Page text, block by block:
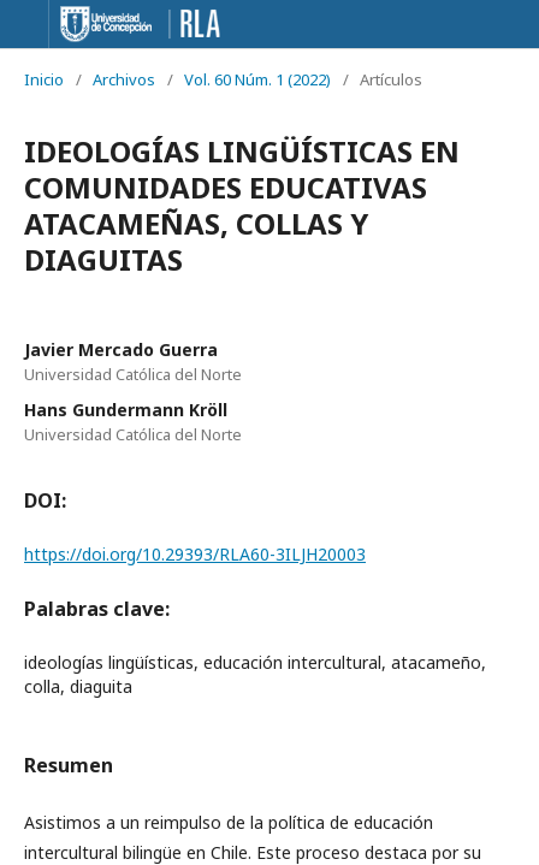
Inicio / Archivos / Vol. 60 Núm. 1 (2022) / Artículos
IDEOLOGÍAS LINGÜÍSTICAS EN
COMUNIDADES EDUCATIVAS
ATACAMEÑAS, COLLAS Y
DIAGUITAS
Javier Mercado Guerra
Universidad Católica del Norte
Hans Gundermann Kröll
Universidad Católica del Norte
DOI:
https://doi.org/10.29393/RLA60-3ILJH20003
Palabras clave:
ideologías lingüísticas, educación intercultural, atacameño,
colla, diaguita
Resumen
Asistimos a un reimpulso de la política de educación
intercultural bilingüe en Chile. Este proceso destaca por su